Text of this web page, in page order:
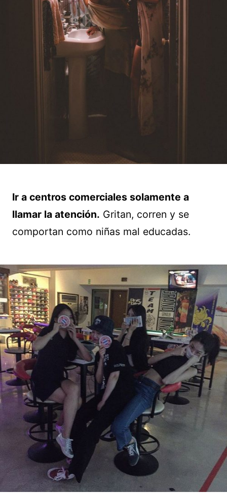
Ir a centros comerciales solamente a
llamar la atención. Gritan, corren y se
comportan como niñas mal educadas.